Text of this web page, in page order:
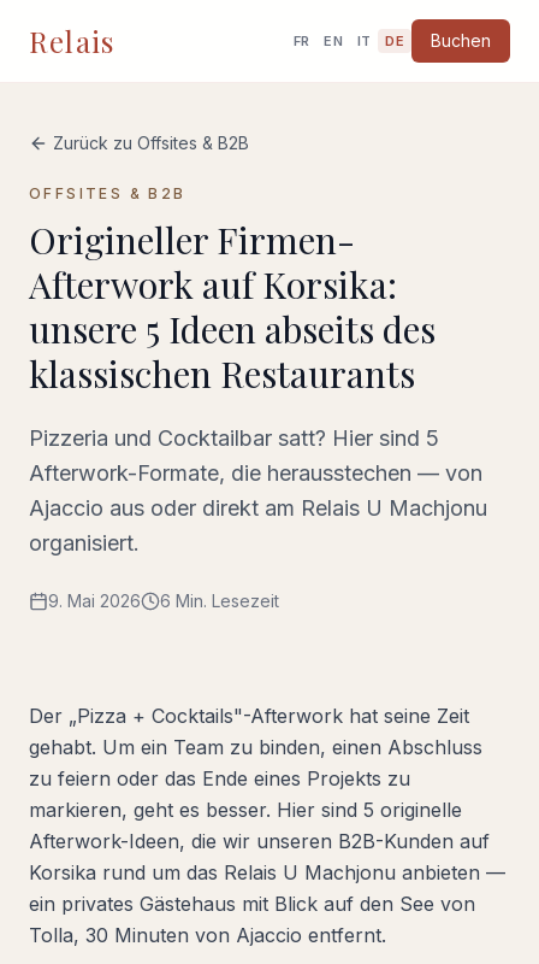
Relais FR EN IT DE Buchen
Zurück zu Offsites & B2B
OFFSITES & B2B
Origineller Firmen-
Afterwork auf Korsika:
unsere 5 Ideen abseits des
klassischen Restaurants
Pizzeria und Cocktailbar satt? Hier sind 5
Afterwork-Formate, die herausstechen — von
Ajaccio aus oder direkt am Relais U Machjonu
organisiert.
9. Mai 2026 6 Min. Lesezeit
Der „Pizza + Cocktails"-Afterwork hat seine Zeit
gehabt. Um ein Team zu binden, einen Abschluss
zu feiern oder das Ende eines Projekts zu
markieren, geht es besser. Hier sind 5 originelle
Afterwork-Ideen, die wir unseren B2B-Kunden auf
Korsika rund um das Relais U Machjonu anbieten —
ein privates Gästehaus mit Blick auf den See von
Tolla, 30 Minuten von Ajaccio entfernt.